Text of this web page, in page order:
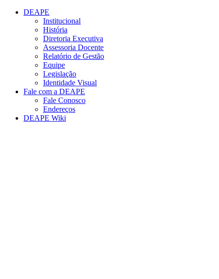
Conteúdo principal
DEAPE
Institucional
História
Diretoria Executiva
Assessoria Docente
Relatório de Gestão
Equipe
Legislação
Identidade Visual
Fale com a DEAPE
Fale Conosco
Endereços
DEAPE Wiki